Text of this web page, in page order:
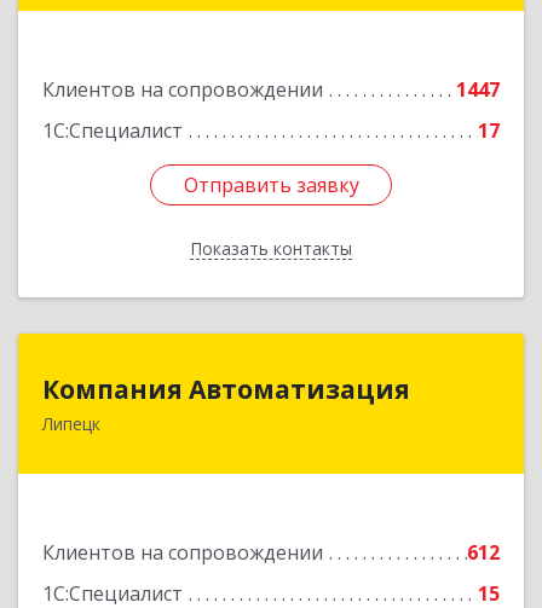
Клиентов на сопровождении
1447
1С:Специалист
17
Отправить заявку
Показать контакты
Отправить заявку
Назад
Компания Автоматизация
Липецк
Клиентов на сопровождении
612
1С:Специалист
15
398001, Липецкая обл, Липецк г, Победы пл,